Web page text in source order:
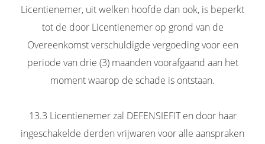
Licentienemer, uit welken hoofde dan ook, is beperkt
tot de door Licentienemer op grond van de
Overeenkomst verschuldigde vergoeding voor een
periode van drie (3) maanden voorafgaand aan het
moment waarop de schade is ontstaan.
13.3 Licentienemer zal DEFENSIEFIT en door haar
ingeschakelde derden vrijwaren voor alle aanspraken